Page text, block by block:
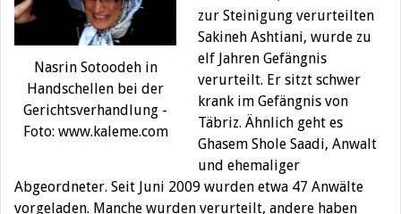
Nasrin Sotoodeh in
Handschellen bei der
Gerichtsverhandlung -
Foto: www.kaleme.com
zur Steinigung verurteilten
Sakineh Ashtiani, wurde zu
elf Jahren Gefängnis
verurteilt. Er sitzt schwer
krank im Gefängnis von
Täbriz. Ähnlich geht es
Ghasem Shole Saadi, Anwalt
und ehemaliger
Abgeordneter. Seit Juni 2009 wurden etwa 47 Anwälte
vorgeladen. Manche wurden verurteilt, andere haben